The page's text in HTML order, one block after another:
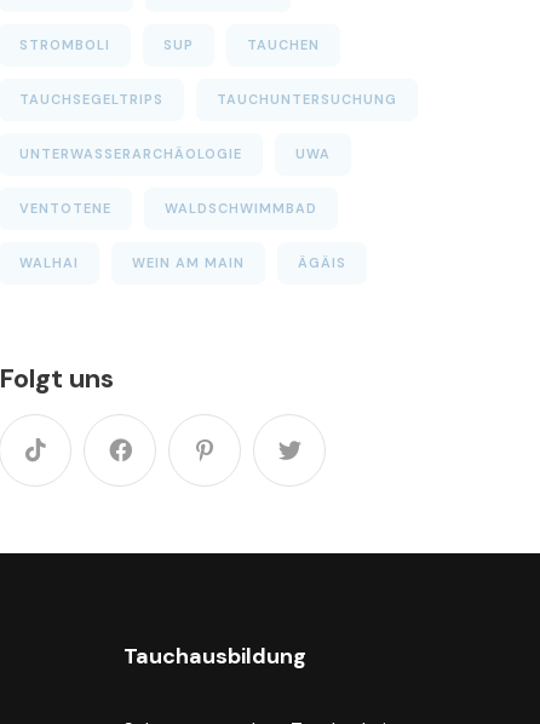
STROMBOLI SUP TAUCHEN
TAUCHSEGELTRIPS TAUCHUNTERSUCHUNG
UNTERWASSERARCHÄOLOGIE UWA
VENTOTENE WALDSCHWIMMBAD
WALHAI WEIN AM MAIN ÄGÄIS
Folgt uns
Tauchausbildung